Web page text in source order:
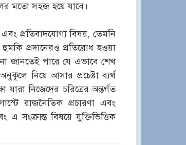
মতো সহজ হয়ে যাবে।
প্রতিবাদযোগ্য বিষয়, তেমনি
প্রদানেরও প্রতিরোধ হওয়া
না জানতেই পারে যে এভাবে শেখ
নিয়ে আসার প্রচেষ্টা ব্যর্থ
যারা নিজেদের চরিত্রের অন্তর্গত
রাজনৈতিক প্রচারণা এবং
সংক্রান্ত বিষয়ে যুক্তিভিত্তিক